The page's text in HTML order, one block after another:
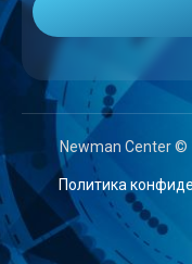
Newman Center
Политика